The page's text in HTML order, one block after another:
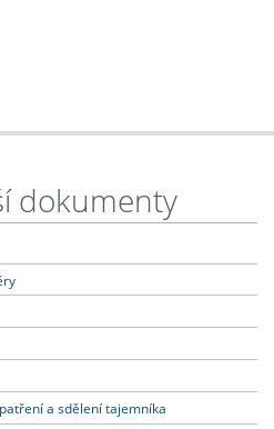
dokumenty
a sdělení tajemníka